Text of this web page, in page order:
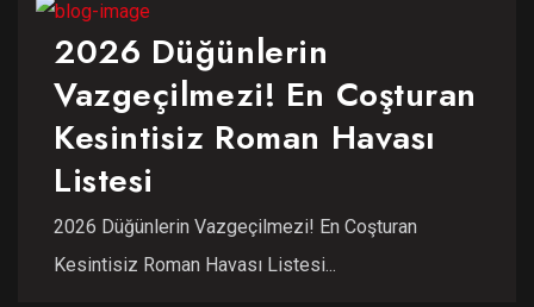
2026 Düğünlerin
Vazgeçilmezi! En Coşturan
Kesintisiz Roman Havası
Listesi
2026 Düğünlerin Vazgeçilmezi! En Coşturan
Kesintisiz Roman Havası Listesi...